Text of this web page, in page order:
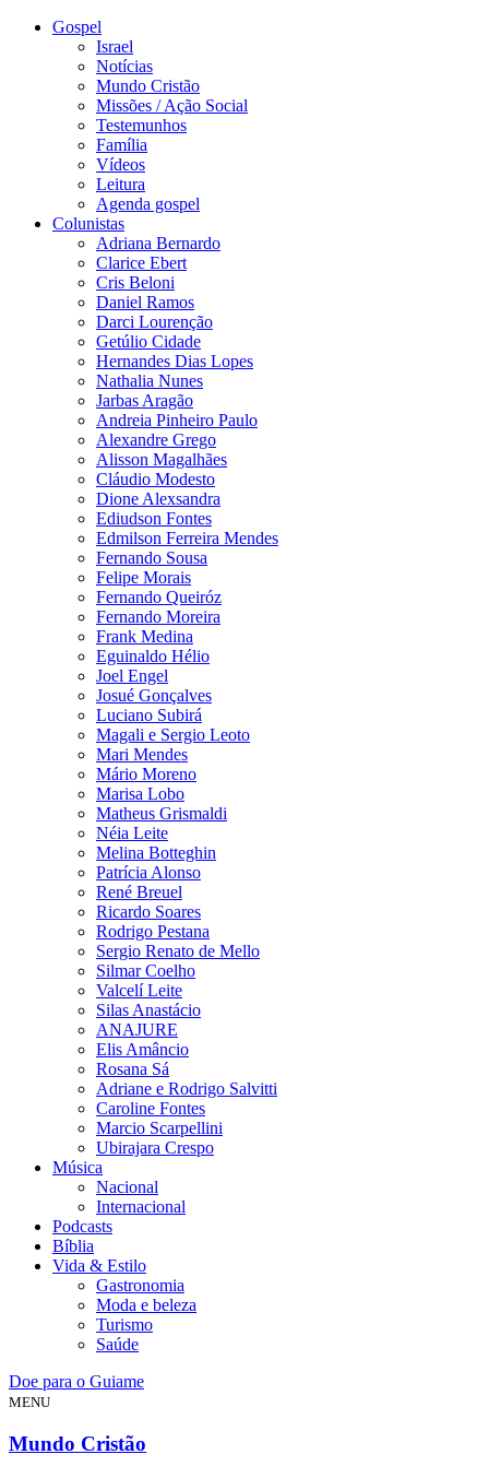
Gospel
Israel
Notícias
Mundo Cristão
Missões / Ação Social
Testemunhos
Família
Vídeos
Leitura
Agenda gospel
Colunistas
Adriana Bernardo
Clarice Ebert
Cris Beloni
Daniel Ramos
Darci Lourenção
Getúlio Cidade
Hernandes Dias Lopes
Nathalia Nunes
Jarbas Aragão
Andreia Pinheiro Paulo
Alexandre Grego
Alisson Magalhães
Cláudio Modesto
Dione Alexsandra
Ediudson Fontes
Edmilson Ferreira Mendes
Fernando Sousa
Felipe Morais
Fernando Queiróz
Fernando Moreira
Frank Medina
Eguinaldo Hélio
Joel Engel
Josué Gonçalves
Luciano Subirá
Magali e Sergio Leoto
Mari Mendes
Mário Moreno
Marisa Lobo
Matheus Grismaldi
Néia Leite
Melina Botteghin
Patrícia Alonso
René Breuel
Ricardo Soares
Rodrigo Pestana
Sergio Renato de Mello
Silmar Coelho
Valcelí Leite
Silas Anastácio
ANAJURE
Elis Amâncio
Rosana Sá
Adriane e Rodrigo Salvitti
Caroline Fontes
Marcio Scarpellini
Ubirajara Crespo
Música
Nacional
Internacional
Podcasts
Bíblia
Vida & Estilo
Gastronomia
Moda e beleza
Turismo
Saúde
Doe para o Guiame
MENU
Mundo Cristão